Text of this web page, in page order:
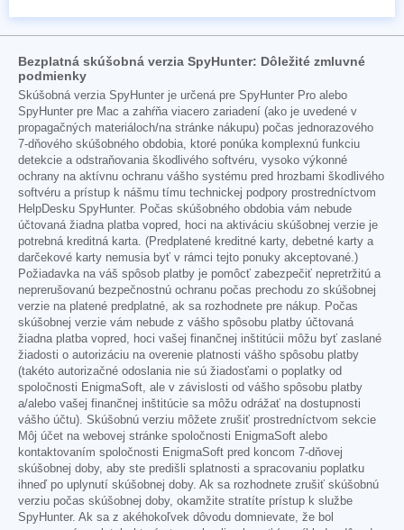
Bezplatná skúšobná verzia SpyHunter: Dôležité zmluvné
podmienky
Skúšobná verzia SpyHunter je určená pre SpyHunter Pro alebo
SpyHunter pre Mac a zahŕňa viacero zariadení (ako je uvedené v
propagačných materiáloch/na stránke nákupu) počas jednorazového
7-dňového skúšobného obdobia, ktoré ponúka komplexnú funkciu
detekcie a odstraňovania škodlivého softvéru, vysoko výkonné
ochrany na aktívnu ochranu vášho systému pred hrozbami škodlivého
softvéru a prístup k nášmu tímu technickej podpory prostredníctvom
HelpDesku SpyHunter. Počas skúšobného obdobia vám nebude
účtovaná žiadna platba vopred, hoci na aktiváciu skúšobnej verzie je
potrebná kreditná karta. (Predplatené kreditné karty, debetné karty a
darčekové karty nemusia byť v rámci tejto ponuky akceptované.)
Požiadavka na váš spôsob platby je pomôcť zabezpečiť nepretržitú a
neprerušovanú bezpečnostnú ochranu počas prechodu zo skúšobnej
verzie na platené predplatné, ak sa rozhodnete pre nákup. Počas
skúšobnej verzie vám nebude z vášho spôsobu platby účtovaná
žiadna platba vopred, hoci vašej finančnej inštitúcii môžu byť zaslané
žiadosti o autorizáciu na overenie platnosti vášho spôsobu platby
(takéto autorizačné odoslania nie sú žiadosťami o poplatky od
spoločnosti EnigmaSoft, ale v závislosti od vášho spôsobu platby
a/alebo vašej finančnej inštitúcie sa môžu odrážať na dostupnosti
vášho účtu). Skúšobnú verziu môžete zrušiť prostredníctvom sekcie
Môj účet na webovej stránke spoločnosti EnigmaSoft alebo
kontaktovaním spoločnosti EnigmaSoft pred koncom 7-dňovej
skúšobnej doby, aby ste predišli splatnosti a spracovaniu poplatku
ihneď po uplynutí skúšobnej doby. Ak sa rozhodnete zrušiť skúšobnú
verziu počas skúšobnej doby, okamžite stratíte prístup k službe
SpyHunter. Ak sa z akéhokoľvek dôvodu domnievate, že bol